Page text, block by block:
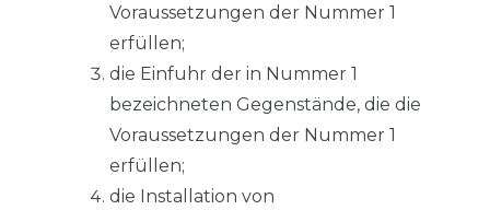
Voraussetzungen der Nummer 1
erfüllen;
die Einfuhr der in Nummer 1
bezeichneten Gegenstände, die die
Voraussetzungen der Nummer 1
erfüllen;
die Installation von